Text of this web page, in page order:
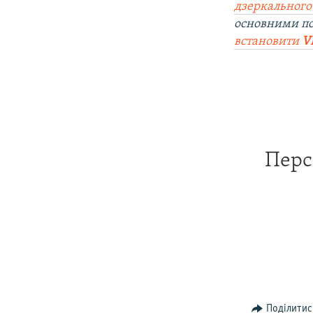
основними
встановити